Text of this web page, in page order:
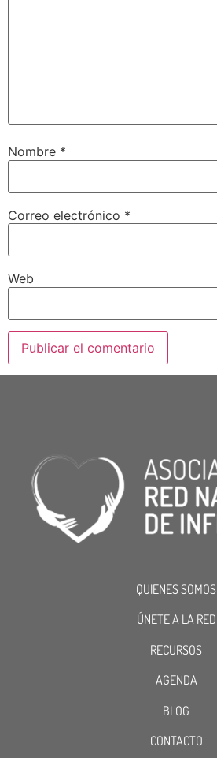
Nombre *
Correo electrónico *
Web
QUIENES SOMOS
ÚNETE A LA RED
RECURSOS
AGENDA
BLOG
CONTACTO